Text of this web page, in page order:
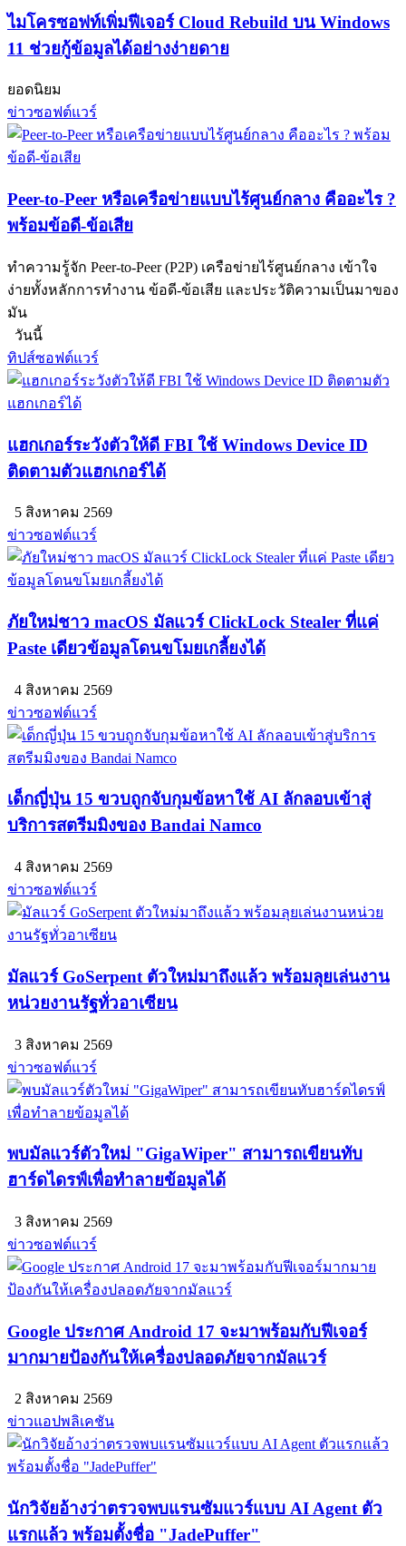
ไมโครซอฟท์เพิ่มฟีเจอร์ Cloud Rebuild บน Windows
11 ช่วยกู้ข้อมูลได้อย่างง่ายดาย
ยอดนิยม
ข่าวซอฟต์แวร์
Peer-to-Peer หรือเครือข่ายแบบไร้ศูนย์กลาง คืออะไร ?
พร้อมข้อดี-ข้อเสีย
ทำความรู้จัก Peer-to-Peer (P2P) เครือข่ายไร้ศูนย์กลาง เข้าใจ
ง่ายทั้งหลักการทำงาน ข้อดี-ข้อเสีย และประวัติความเป็นมาของ
มัน
วันนี้
ทิปส์ซอฟต์แวร์
แฮกเกอร์ระวังตัวให้ดี FBI ใช้ Windows Device ID
ติดตามตัวแฮกเกอร์ได้
5 สิงหาคม 2569
ข่าวซอฟต์แวร์
ภัยใหม่ชาว macOS มัลแวร์ ClickLock Stealer ที่แค่
Paste เดียวข้อมูลโดนขโมยเกลี้ยงได้
4 สิงหาคม 2569
ข่าวซอฟต์แวร์
เด็กญี่ปุ่น 15 ขวบถูกจับกุมข้อหาใช้ AI ลักลอบเข้าสู่
บริการสตรีมมิงของ Bandai Namco
4 สิงหาคม 2569
ข่าวซอฟต์แวร์
มัลแวร์ GoSerpent ตัวใหม่มาถึงแล้ว พร้อมลุยเล่นงาน
หน่วยงานรัฐทั่วอาเซียน
3 สิงหาคม 2569
ข่าวซอฟต์แวร์
พบมัลแวร์ตัวใหม่ "GigaWiper" สามารถเขียนทับ
ฮาร์ดไดรฟ์เพื่อทำลายข้อมูลได้
3 สิงหาคม 2569
ข่าวซอฟต์แวร์
Google ประกาศ Android 17 จะมาพร้อมกับฟีเจอร์
มากมายป้องกันให้เครื่องปลอดภัยจากมัลแวร์
2 สิงหาคม 2569
ข่าวแอปพลิเคชัน
นักวิจัยอ้างว่าตรวจพบแรนซัมแวร์แบบ AI Agent ตัว
แรกแล้ว พร้อมตั้งชื่อ "JadePuffer"